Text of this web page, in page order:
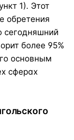
1). Этот
обретения
сегодняшний
более 95%
основным
сферах